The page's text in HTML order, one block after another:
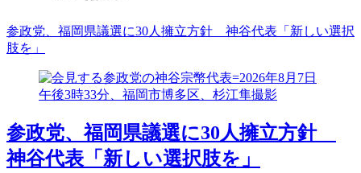
参政党、福岡県議選に30人擁立方針 神谷代表「新しい選択
肢を」
参政党、福岡県議選に30人擁立方針
神谷代表「新しい選択肢を」